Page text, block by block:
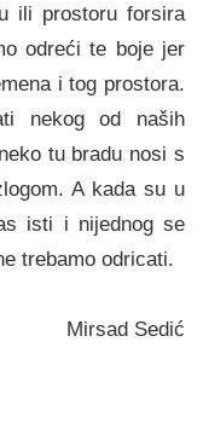
ili prostoru forsira
odreći te boje jer
i tog prostora.
nekog od naših
tu bradu nosi s
A kada su u
isti i nijednog se
trebamo odricati.
Mirsad Sedić